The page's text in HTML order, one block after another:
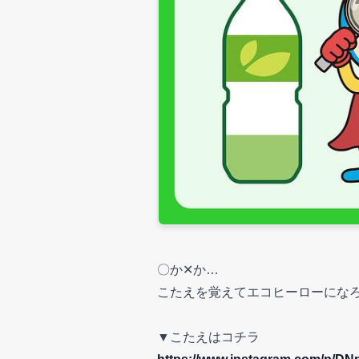
〇か✕か…
こたえを覚えてエコヒーローにな
▼こたえはコチラ